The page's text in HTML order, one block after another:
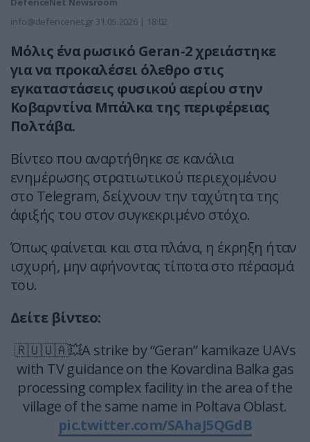
info@defencenet.gr 31.05.2026 | 18:02
Μόλις ένα ρωσικό Geran-2 χρειάστηκε
για να προκαλέσει όλεθρο στις
εγκαταστάσεις φυσικού αερίου στην
Κοβαρντίνα Μπάλκα της περιφέρειας
Πολτάβα.
Βίντεο που αναρτήθηκε σε κανάλια
ενημέρωσης στρατιωτικού περιεχομένου
στο Telegram, δείχνουν την ταχύτητα της
άφιξής του στον συγκεκριμένο στόχο.
Όπως φαίνεται και στα πλάνα, η έκρηξη ήταν
ισχυρή, μην αφήνοντας τίποτα στο πέρασμά
του.
Δείτε βίντεο:
🇷🇺🇺🇦💥A strike by “Geran” kamikaze UAVs
with TV guidance on the Kovardina Balka gas
processing complex facility in the area of the
village of the same name in Poltava Oblast.
pic.twitter.com/SAhaJ5QGdB